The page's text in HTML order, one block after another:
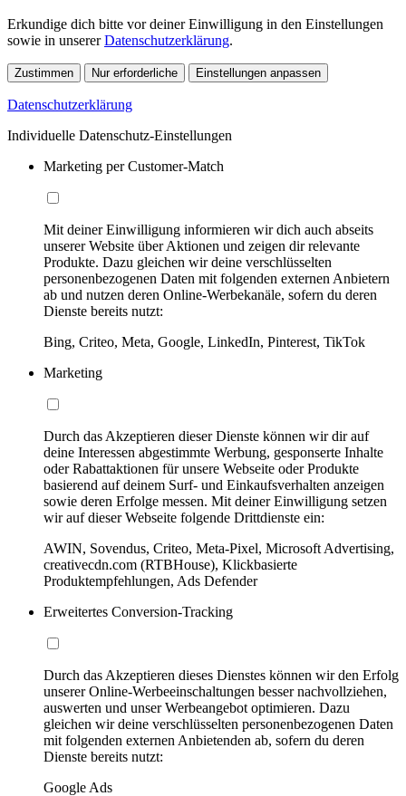
Erkundige dich bitte vor deiner Einwilligung in den Einstellungen
sowie in unsererDatenschutzerklärung.
Zustimmen Nur erforderliche Einstellungen anpassen
Datenschutzerklärung
Individuelle Datenschutz-Einstellungen
Marketing per Customer-Match
Mit deiner Einwilligung informieren wir dich auch abseits
unserer Website über Aktionen und zeigen dir relevante
Produkte. Dazu gleichen wir deine verschlüsselten
personenbezogenen Daten mit folgenden externen Anbietern
ab und nutzen deren Online-Werbekanäle, sofern du deren
Dienste bereits nutzt:
Bing, Criteo, Meta, Google, LinkedIn, Pinterest, TikTok
Marketing
Durch das Akzeptieren dieser Dienste können wir dir auf
deine Interessen abgestimmte Werbung, gesponserte Inhalte
oder Rabattaktionen für unsere Webseite oder Produkte
basierend auf deinem Surf- und Einkaufsverhalten anzeigen
sowie deren Erfolge messen. Mit deiner Einwilligung setzen
wir auf dieser Webseite folgende Drittdienste ein:
AWIN, Sovendus, Criteo, Meta-Pixel, Microsoft Advertising,
creativecdn.com (RTBHouse), Klickbasierte
Produktempfehlungen, Ads Defender
Erweitertes Conversion-Tracking
Durch das Akzeptieren dieses Dienstes können wir den Erfolg
unserer Online-Werbeeinschaltungen besser nachvollziehen,
auswerten und unser Werbeangebot optimieren. Dazu
gleichen wir deine verschlüsselten personenbezogenen Daten
mit folgenden externen Anbietenden ab, sofern du deren
Dienste bereits nutzt:
Google Ads